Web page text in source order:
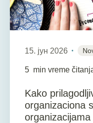
15. јун 2026
5 min vreme
Kako
organizaciona